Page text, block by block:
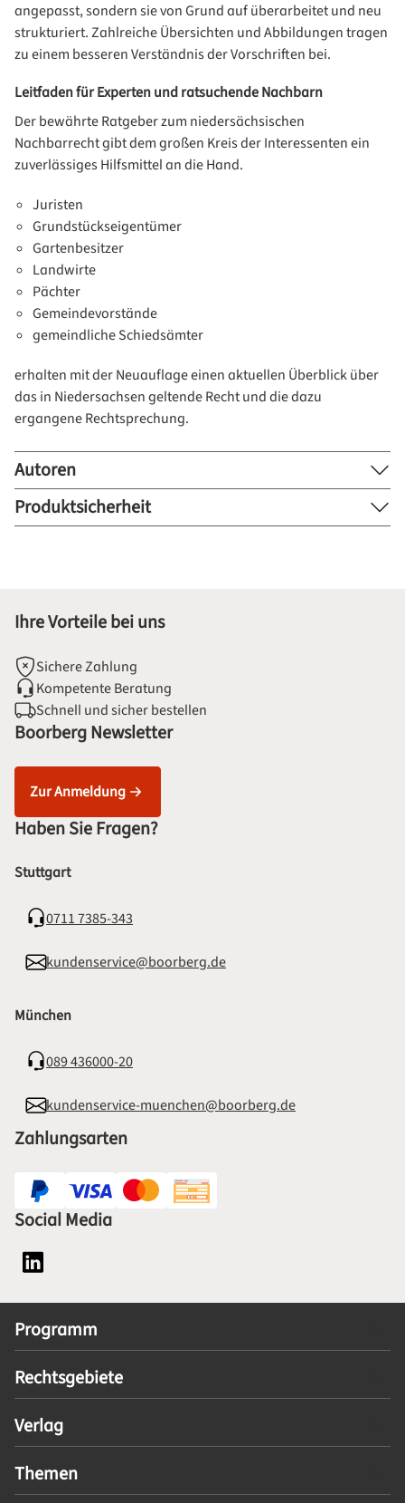
angepasst, sondern sie von Grund auf überarbeitet und neu
strukturiert. Zahlreiche Übersichten und Abbildungen tragen
zu einem besseren Verständnis der Vorschriften bei.
Leitfaden für Experten und ratsuchende Nachbarn
Der bewährte Ratgeber zum niedersächsischen
Nachbarrecht gibt dem großen Kreis der Interessenten ein
zuverlässiges Hilfsmittel an die Hand.
Juristen
Grundstückseigentümer
Gartenbesitzer
Landwirte
Pächter
Gemeindevorstände
gemeindliche Schiedsämter
erhalten mit der Neuauflage einen aktuellen Überblick über
das in Niedersachsen geltende Recht und die dazu
ergangene Rechtsprechung.
Autoren
Produktsicherheit
Ihre Vorteile bei uns
Sichere Zahlung
Kompetente Beratung
Schnell und sicher bestellen
Boorberg Newsletter
Zur Anmeldung
Haben Sie Fragen?
Stuttgart
0711 7385-343
kundenservice@boorberg.de
München
089 436000-20
kundenservice-muenchen@boorberg.de
Zahlungsarten
Social Media
Social Media Plattform LinkedIn
Programm
Rechtsgebiete
Verlag
Themen